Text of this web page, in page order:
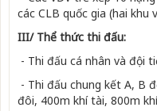
các CLB quốc gia (hai khu
III/ Thể thức thi đấu:
- Thi đấu cá nhân và đội
- Thi đấu chung kết A, B
đôi, 400m khí tài, 800m